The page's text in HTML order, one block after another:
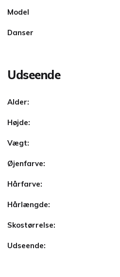
Model
Danser
Udseende
Alder:
Højde:
Vægt:
Øjenfarve:
Hårfarve:
Hårlængde:
Skostørrelse:
Udseende: